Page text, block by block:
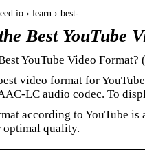
› learn › best-…
Best YouTube
YouTube Video Format?
video format for
LC audio codec. To
according to YouTube
optimal quality.